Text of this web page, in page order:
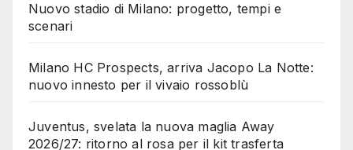
Nuovo stadio di Milano: progetto, tempi e
scenari
Milano HC Prospects, arriva Jacopo La Notte:
nuovo innesto per il vivaio rossoblù
Juventus, svelata la nuova maglia Away
2026/27: ritorno al rosa per il kit trasferta